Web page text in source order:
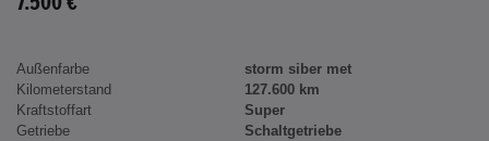
Außenfarbe
storm siber met
Kilometerstand
127.600 km
Kraftstoffart
Super
Getriebe
Schaltgetriebe